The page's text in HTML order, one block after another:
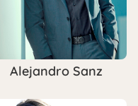
Alejandro Sanz